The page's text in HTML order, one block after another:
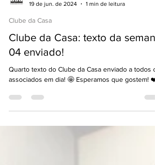
19 de jun. de 2024
Clube da Casa
Clube da Casa: texto da
04 enviado!
Quarto texto do Clube da Casa enviado a todos
associados em dia! 🤩 Esperamos que gostem! ❤️